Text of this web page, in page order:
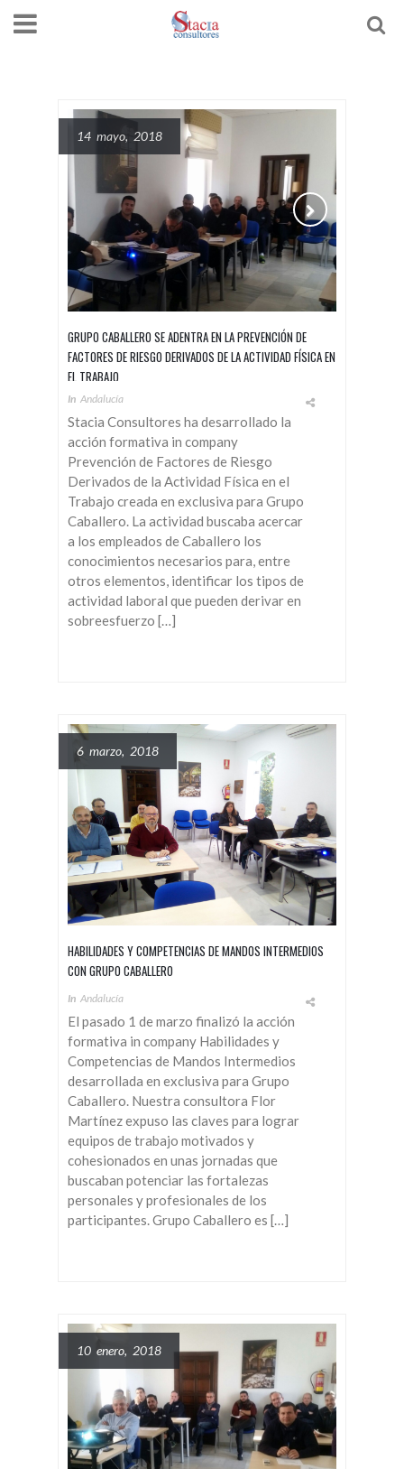
14 mayo, 2018
GRUPO CABALLERO SE ADENTRA EN LA PREVENCIÓN DE
FACTORES DE RIESGO DERIVADOS DE LA ACTIVIDAD FÍSICA EN
EL TRABAJO
In Andalucía
Stacia Consultores ha desarrollado la
acción formativa in company
Prevención de Factores de Riesgo
Derivados de la Actividad Física en el
Trabajo creada en exclusiva para Grupo
Caballero. La actividad buscaba acercar
a los empleados de Caballero los
conocimientos necesarios para, entre
otros elementos, identificar los tipos de
actividad laboral que pueden derivar en
sobreesfuerzo […]
6 marzo, 2018
HABILIDADES Y COMPETENCIAS DE MANDOS INTERMEDIOS
CON GRUPO CABALLERO
In Andalucía
El pasado 1 de marzo finalizó la acción
formativa in company Habilidades y
Competencias de Mandos Intermedios
desarrollada en exclusiva para Grupo
Caballero. Nuestra consultora Flor
Martínez expuso las claves para lograr
equipos de trabajo motivados y
cohesionados en unas jornadas que
buscaban potenciar las fortalezas
personales y profesionales de los
participantes. Grupo Caballero es […]
10 enero, 2018